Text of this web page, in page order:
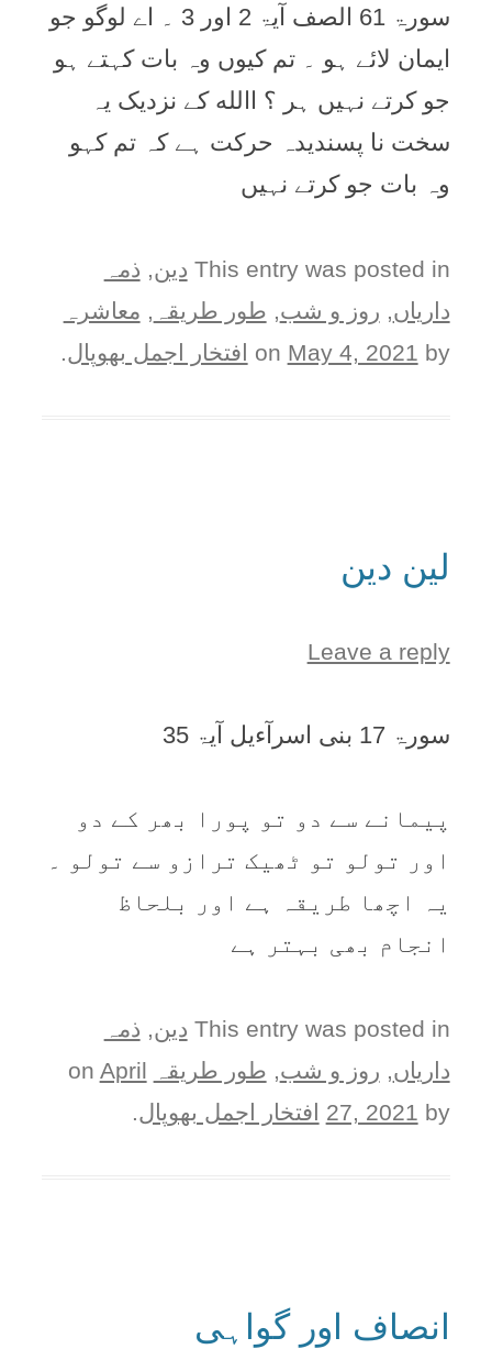
سورۃ 61 الصف آیۃ 2 اور 3 ۔ اے لوگو جو
ایمان لائے ہو ۔ تم کیوں وہ بات کہتے ہو
جو کرتے نہیں ہر ؟ االله کے نزدیک یہ
سخت نا پسندیدہ حرکت ہے کہ تم کہو
وہ بات جو کرتے نہیں
This entry was posted in دین, ذمہ
دارياں, روز و شب, طور طريقہ , معاشرہ
on May 4, 2021 by افتخار اجمل بھوپال.
لین دین
Leave a reply
سورۃ 17 بنی اسرآءیل آیۃ 35
پیمانے سے دو تو پورا بھر کے دو
اور تولو تو ٹھیک ترازو سے تولو ۔
یہ اچھا طریقہ ہے اور بلحاظ
انجام بھی بہتر ہے
This entry was posted in دین, ذمہ
دارياں, روز و شب, طور طريقہ
April
27, 2021 by افتخار اجمل بھوپال.
انصاف اور گواہی